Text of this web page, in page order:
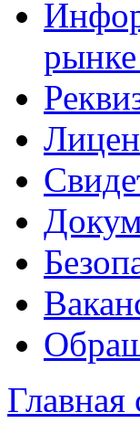
Главная